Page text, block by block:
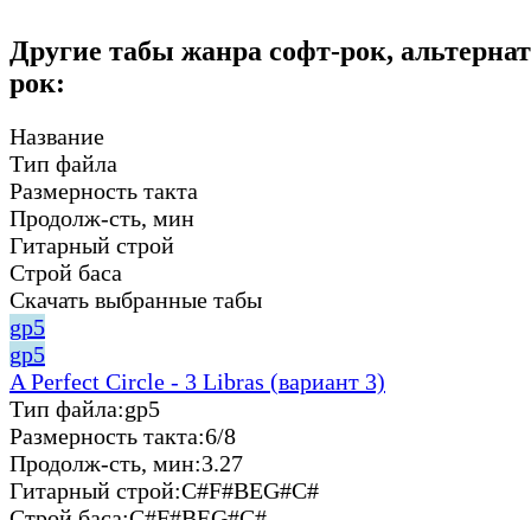
Другие табы жанра софт-рок,
рок:
Название
Тип файла
Размерность такта
Продолж-сть, мин
Гитарный строй
Строй баса
Скачать выбранные табы
gp5
gp5
A Perfect Circle - 3 Libras (вариант 3)
Тип файла:gp5
Размерность такта:6/8
Продолж-сть, мин:3.27
Гитарный строй:C#F#BEG#C#